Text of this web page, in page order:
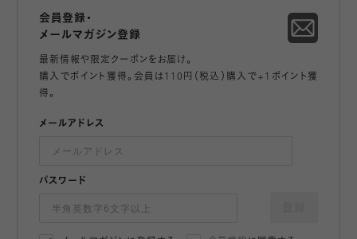
会員登録・
メールマガジン登録
最新情報や限定クーポンをお届け。
購入でポイント獲得。会員は110円（税込）購入で+1ポイント獲
得。
メールアドレス
パスワード